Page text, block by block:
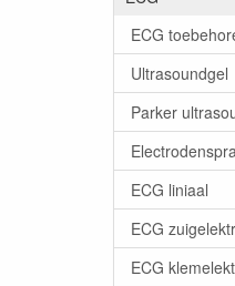
ECG
Ultrasoundgel
Parker
ECG liniaal
ECG
ECG